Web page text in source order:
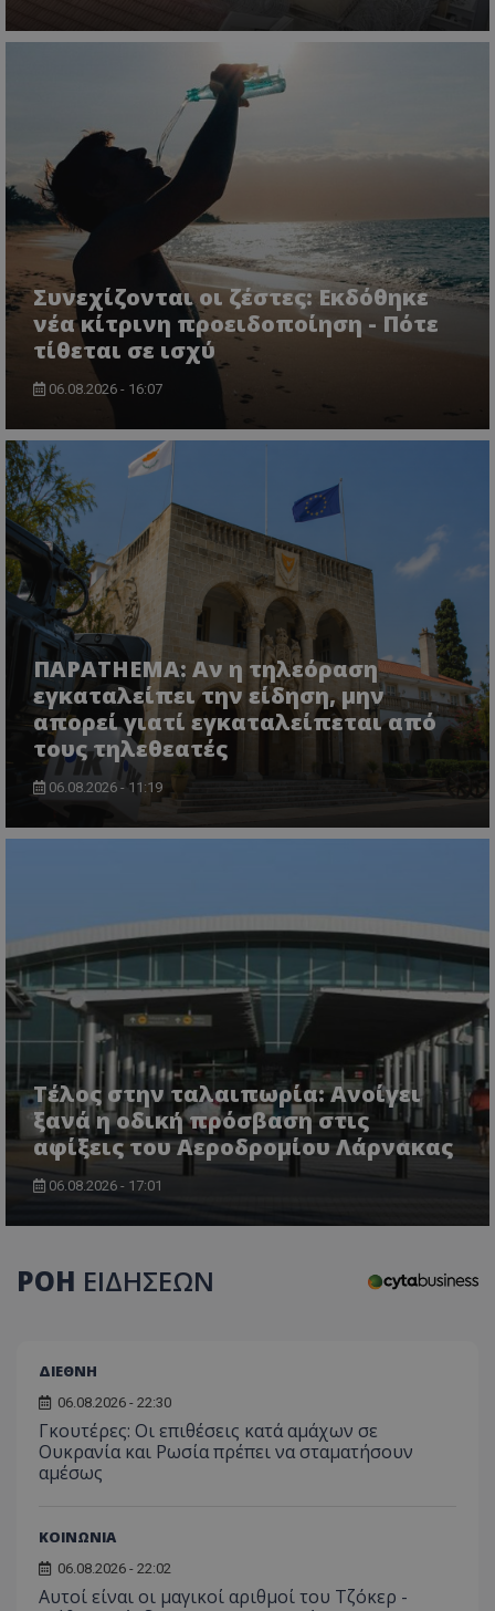
Συνεχίζονται οι ζέστες: Εκδόθηκε
νέα κίτρινη προειδοποίηση - Πότε
τίθεται σε ισχύ
06.08.2026 - 16:07
ΠΑΡΑTHEMA: Αν η τηλεόραση
εγκαταλείπει την είδηση, μην
απορεί γιατί εγκαταλείπεται από
τους τηλεθεατές
06.08.2026 - 11:19
Τέλος στην ταλαιπωρία: Ανοίγει
ξανά η οδική πρόσβαση στις
αφίξεις του Αεροδρομίου Λάρνακας
06.08.2026 - 17:01
ΡΟΗ ΕΙΔΗΣΕΩΝ
ΔΙΕΘΝΗ
06.08.2026 - 22:30
Γκουτέρες: Οι επιθέσεις κατά αμάχων σε
Ουκρανία και Ρωσία πρέπει να σταματήσουν
αμέσως
ΚΟΙΝΩΝΙΑ
06.08.2026 - 22:02
Αυτοί είναι οι μαγικοί αριθμοί του Τζόκερ -